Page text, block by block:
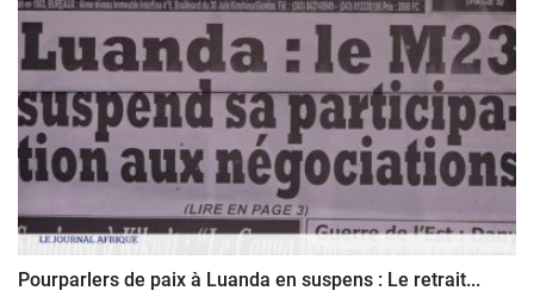
​​​​​​​Pourparlers de paix à Luanda en suspens : Le retrait...